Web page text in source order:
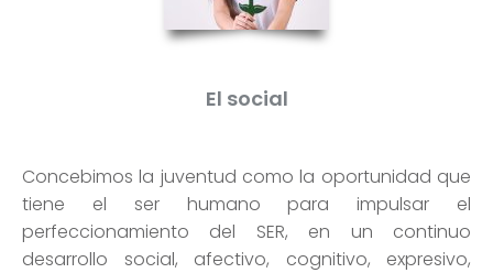
El social
Concebimos la juventud como la oportunidad que
tiene el ser humano para impulsar el
perfeccionamiento del SER, en un continuo
desarrollo social, afectivo, cognitivo, expresivo,